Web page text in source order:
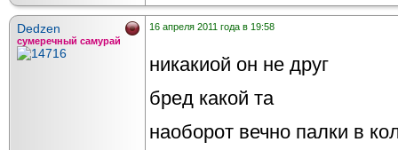
Dedzen
сумеречный самурай
16 апреля 2011 года в 19:58
никакиой он не друг
бред какой та
наоборот вечно палки в